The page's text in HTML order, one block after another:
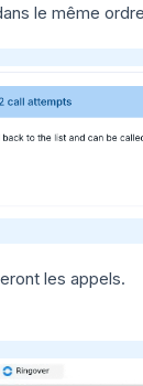
le même
les appels.